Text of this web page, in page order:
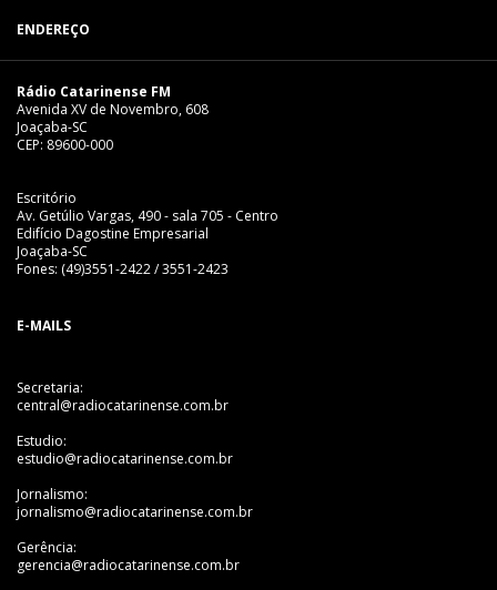
ENDEREÇO
Rádio Catarinense FM
Avenida XV de Novembro, 608
Joaçaba-SC
CEP: 89600-000
Escritório
Av. Getúlio Vargas, 490 - sala 705 - Centro
Edifício Dagostine Empresarial
Joaçaba-SC
Fones: (49)3551-2422 / 3551-2423
E-MAILS
Secretaria:
central@radiocatarinense.com.br
Estudio:
estudio@radiocatarinense.com.br
Jornalismo:
jornalismo@radiocatarinense.com.br
Gerência:
gerencia@radiocatarinense.com.br